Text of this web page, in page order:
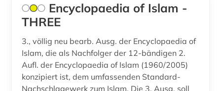
Encyclopaedia of Islam -
THREE
3., völlig neu bearb. Ausg. der Encyclopaedia of
Islam, die als Nachfolger der 12-bändigen 2.
Aufl. der Encyclopaedia of Islam (1960/2005)
konzipiert ist, dem umfassenden Standard-
Nachschlagewerk zum Islam. Die 3. Ausg. soll